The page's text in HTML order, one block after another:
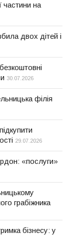
частини на
двох дітей і
30.07.2026
філія
29.07.2026
«послуги»
грабіжника
бізнесу: у